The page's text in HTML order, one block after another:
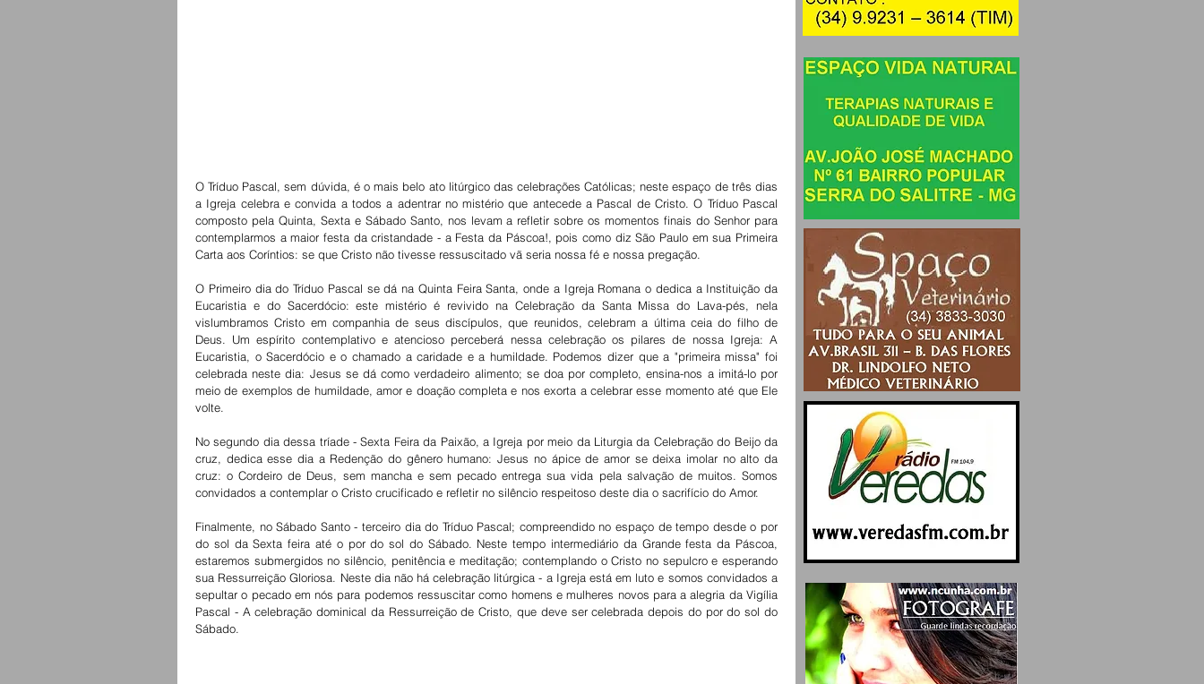
O Tríduo Pascal, sem dúvida, é o mais belo ato litúrgico das celebrações Católicas; neste espaço de três dias
a Igreja celebra e convida a todos a adentrar no mistério que antecede a Pascal de Cristo. O Tríduo Pascal
composto pela Quinta, Sexta e Sábado Santo, nos levam a refletir sobre os momentos finais do Senhor para
contemplarmos a maior festa da cristandade - a Festa da Páscoa!, pois como diz São Paulo em sua Primeira
Carta aos Coríntios: se que Cristo não tivesse ressuscitado vã seria nossa fé e nossa pregação.
O Primeiro dia do Tríduo Pascal se dá na Quinta Feira Santa, onde a Igreja Romana o dedica a Instituição da
Eucaristia e do Sacerdócio: este mistério é revivido na Celebração da Santa Missa do Lava-pés, nela
vislumbramos Cristo em companhia de seus discípulos, que reunidos, celebram a última ceia do filho de
Deus. Um espírito contemplativo e atencioso perceberá nessa celebração os pilares de nossa Igreja: A
Eucaristia, o Sacerdócio e o chamado a caridade e a humildade. Podemos dizer que a "primeira missa" foi
celebrada neste dia: Jesus se dá como verdadeiro alimento; se doa por completo, ensina-nos a imitá-lo por
meio de exemplos de humildade, amor e doação completa e nos exorta a celebrar esse momento até que Ele
volte.
No segundo dia dessa tríade - Sexta Feira da Paixão, a Igreja por meio da Liturgia da Celebração do Beijo da
cruz, dedica esse dia a Redenção do gênero humano: Jesus no ápice de amor se deixa imolar no alto da
cruz: o Cordeiro de Deus, sem mancha e sem pecado entrega sua vida pela salvação de muitos. Somos
convidados a contemplar o Cristo crucificado e refletir no silêncio respeitoso deste dia o sacrifício do Amor.
Finalmente, no Sábado Santo - terceiro dia do Tríduo Pascal; compreendido no espaço de tempo desde o por
do sol da Sexta feira até o por do sol do Sábado. Neste tempo intermediário da Grande festa da Páscoa,
estaremos submergidos no silêncio, penitência e meditação; contemplando o Cristo no sepulcro e esperando
sua Ressurreição Gloriosa. Neste dia não há celebração litúrgica - a Igreja está em luto e somos convidados a
sepultar o pecado em nós para podemos ressuscitar como homens e mulheres novos para a alegria da Vigília
Pascal - A celebração dominical da Ressurreição de Cristo, que deve ser celebrada depois do por do sol do
Sábado.